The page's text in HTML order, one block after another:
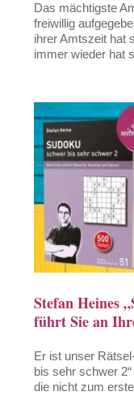
Das mächtigste
freiwillig
ihrer Amtszeit hat
immer wieder hat
Stefan Heines
führt Sie an
Er ist unser
bis sehr schwer
die nicht zum